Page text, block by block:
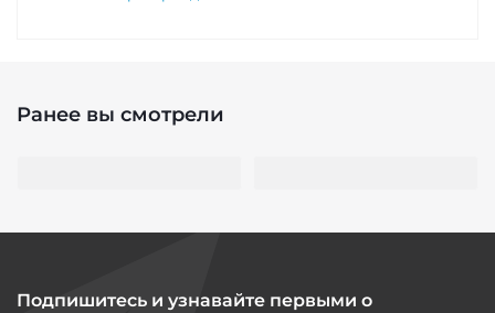
Ранее вы смотрели
Подпишитесь и узнавайте первыми о